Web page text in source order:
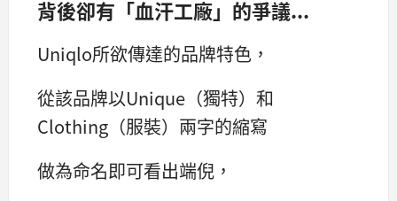
背後卻有「血汗工廠」的爭議...
Uniqlo所欲傳達的品牌特色，
從該品牌以Unique（獨特）和
Clothing（服裝）兩字的縮寫
做為命名即可看出端倪，